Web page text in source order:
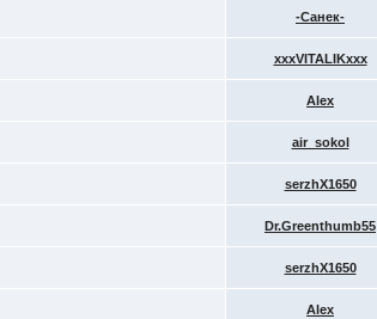
-Санек-
xxxVITALIKxxx
Alex
air_sokol
serzhX1650
Dr.Greenthumb55
serzhX1650
Alex